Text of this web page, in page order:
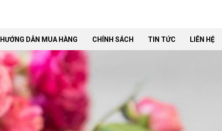
HƯỚNG DẪN MUA HÀNG CHÍNH SÁCH TIN TỨC LIÊN HỆ